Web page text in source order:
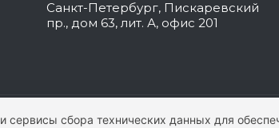
Санкт-Петербург, Пискаревский
пр., дом 63, лит. А, офис 201
и сервисы сбора технических данных для